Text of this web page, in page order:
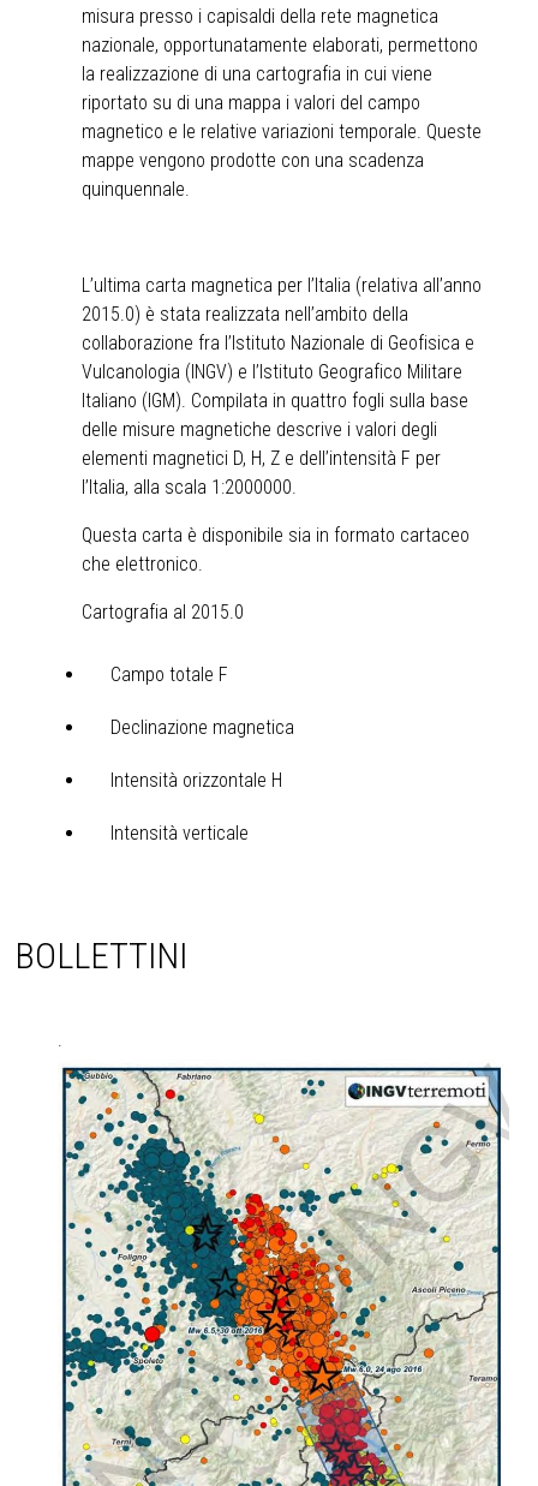
misura presso i capisaldi della rete magnetica
nazionale, opportunatamente elaborati, permettono
la realizzazione di una cartografia in cui viene
riportato su di una mappa i valori del campo
magnetico e le relative variazioni temporale. Queste
mappe vengono prodotte con una scadenza
quinquennale.
L’ultima carta magnetica per l’Italia (relativa all’anno
2015.0) è stata realizzata nell’ambito della
collaborazione fra l’Istituto Nazionale di Geofisica e
Vulcanologia (INGV) e l’Istituto Geografico Militare
Italiano (IGM). Compilata in quattro fogli sulla base
delle misure magnetiche descrive i valori degli
elementi magnetici D, H, Z e dell’intensità F per
l’Italia, alla scala 1:2000000.
Questa carta è disponibile sia in formato cartaceo
che elettronico.
Cartografia al 2015.0
Campo totale F
Declinazione magnetica
Intensità orizzontale H
Intensità verticale
BOLLETTINI